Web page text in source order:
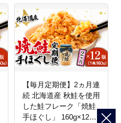
【毎月定期便】2ヵ月連
続 北海道産 秋鮭を使用
した鮭フレーク「焼鮭
手ほぐし」 160g×12瓶